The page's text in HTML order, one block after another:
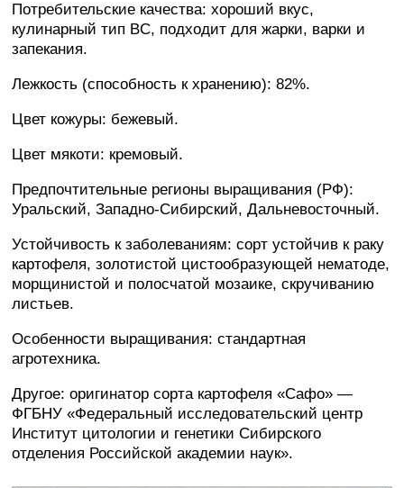
Потребительские качества: хороший вкус,
кулинарный тип BC, подходит для жарки, варки и
запекания.
Лежкость (способность к хранению): 82%.
Цвет кожуры: бежевый.
Цвет мякоти: кремовый.
Предпочтительные регионы выращивания (РФ):
Уральский, Западно-Сибирский, Дальневосточный.
Устойчивость к заболеваниям: сорт устойчив к раку
картофеля, золотистой цистообразующей нематоде,
морщинистой и полосчатой мозаике, скручиванию
листьев.
Особенности выращивания: стандартная
агротехника.
Другое: оригинатор сорта картофеля «Сафо» —
ФГБНУ «Федеральный исследовательский центр
Институт цитологии и генетики Сибирского
отделения Российской академии наук».